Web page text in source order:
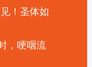
！圣体如
，哽咽流